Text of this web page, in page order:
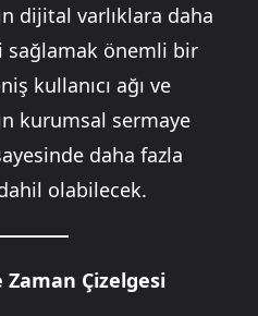
dijital varlıklara daha
sağlamak önemli bir
kullanıcı ağı ve
kurumsal sermaye
daha fazla
olabilecek.
Çizelgesi